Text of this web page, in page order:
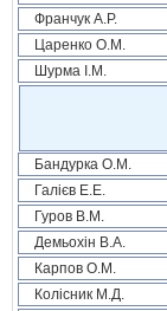
Франчук А.Р.
Царенко О.М.
Шурма І.М.
Бандурка О.М.
Галієв Е.Е.
Гуров В.М.
Демьохін В.А.
Карпов О.М.
Колісник М.Д.